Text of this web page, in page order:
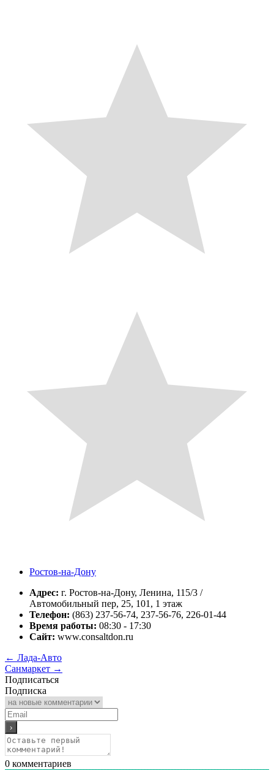
Ростов-на-Дону
Адрес: г. Ростов-на-Дону, Ленина, 115/3 /
Автомобильный пер, 25, 101, 1 этаж
Телефон: (863) 237-56-74, 237-56-76, 226-01-44
Время работы: 08:30 - 17:30
Сайт: www.consaltdon.ru
← Лада-Авто
Санмаркет →
Подписаться
Подписка
0 комментариев